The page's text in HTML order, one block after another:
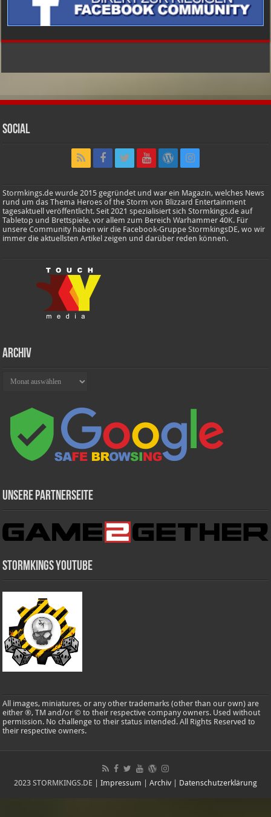
Social
Stormkings.de wurde 2015 gegründet und war ein Magazin, welches News
rund um das Thema Heroes of the Storm von Blizzard Entertainment
tagesaktuell veröffentlicht. Seit 2021 spezialisiert sich Stormkings.de auf
Tabletop und Brettspiele, vor allem zum Bereich Warhammer 40K. Für
unsere Community haben wir die Facebook-Gruppe StormkingsDE, wo wir
immer die aktuellsten Artikel zeigen und darüber reden können.
Archiv
Unsere Partnerseite
Stormkings Youtube
All images, miniatures, or any other trademarks (other than our own) are
either ®, TM and/or © to their respective company owners. Used without
permission. No challenge to their status intended. All Rights Reserved to
their respective owners.
2023 STORMKINGS.DE | Impressum | Archiv | Datenschutzerklärung